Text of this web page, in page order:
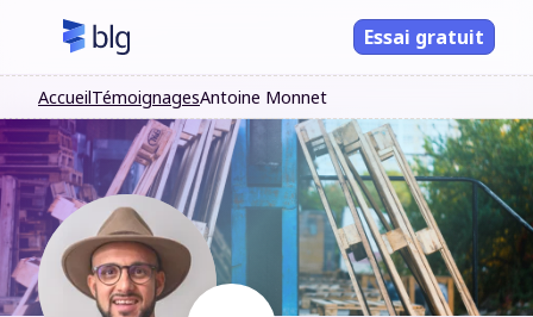
Essai gratuit
AccueilTémoignagesAntoine Monnet